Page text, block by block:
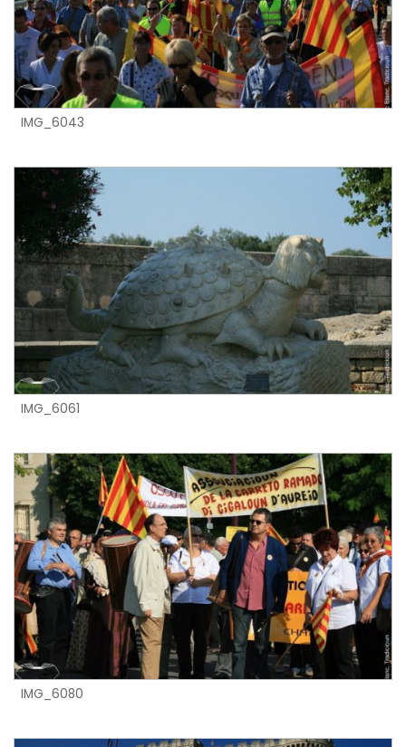
IMG_6043
IMG_6061
IMG_6080